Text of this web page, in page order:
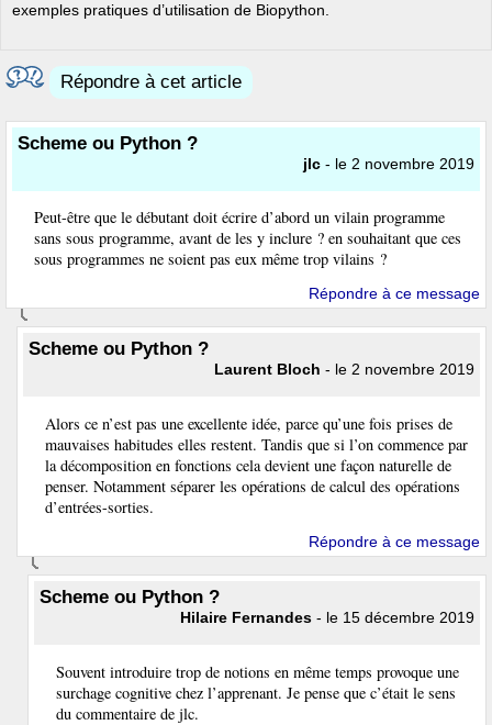
exemples pratiques d’utilisation de Biopython.
Répondre à cet article
Scheme ou Python ?
jlc - le 2 novembre 2019
Peut-être que le débutant doit écrire d’abord un vilain programme
sans sous programme, avant de les y inclure ? en souhaitant que ces
sous programmes ne soient pas eux même trop vilains ?
Répondre à ce message
Scheme ou Python ?
Laurent Bloch - le 2 novembre 2019
Alors ce n’est pas une excellente idée, parce qu’une fois prises de
mauvaises habitudes elles restent. Tandis que si l’on commence par
la décomposition en fonctions cela devient une façon naturelle de
penser. Notamment séparer les opérations de calcul des opérations
d’entrées-sorties.
Répondre à ce message
Scheme ou Python ?
Hilaire Fernandes - le 15 décembre 2019
Souvent introduire trop de notions en même temps provoque une
surchage cognitive chez l’apprenant. Je pense que c’était le sens
du commentaire de jlc.